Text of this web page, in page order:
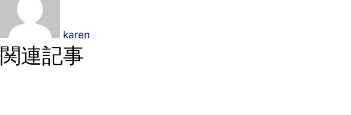
karen
関連記事